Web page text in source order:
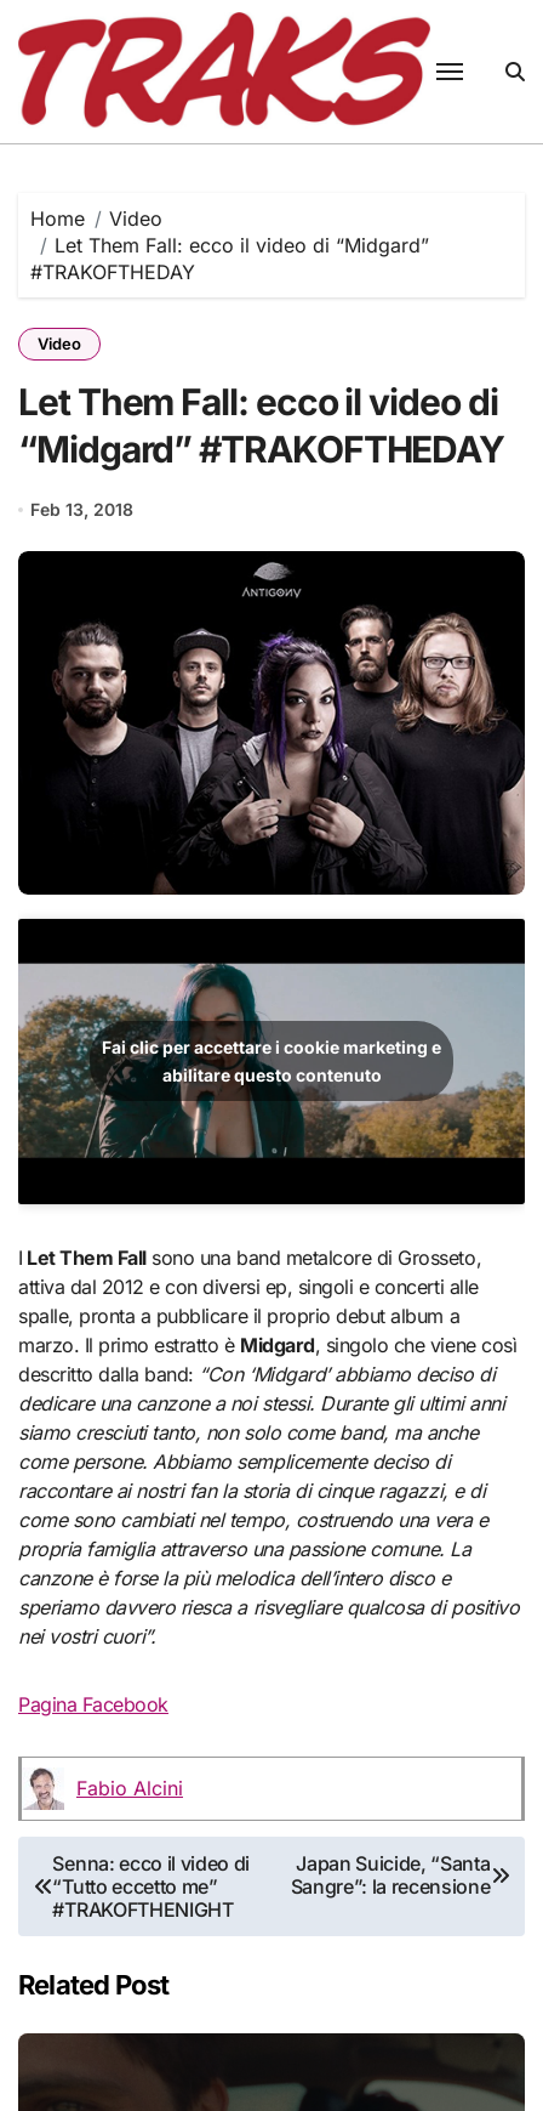
content
Home
Video
Let Them Fall: ecco il video di “Midgard”
#TRAKOFTHEDAY
Video
Let Them Fall: ecco il video di
“Midgard” #TRAKOFTHEDAY
Feb 13, 2018
Fai clic per accettare i cookie marketing e
abilitare questo contenuto
I Let Them Fallsono una band metalcore di Grosseto,
attiva dal 2012 e con diversi ep, singoli e concerti alle
spalle, pronta a pubblicare il proprio debut album a
marzo. Il primo estratto è Midgard, singolo che viene così
descritto dalla band: “Con ‘Midgard’ abbiamo deciso di
dedicare una canzone a noi stessi. Durante gli ultimi anni
siamo cresciuti tanto, non solo come band, ma anche
come persone. Abbiamo semplicemente deciso di
raccontare ai nostri fan la storia di cinque ragazzi, e di
come sono cambiati nel tempo, costruendo una vera e
propria famiglia attraverso una passione comune. La
canzone è forse la più melodica dell’intero disco e
speriamo davvero riesca a risvegliare qualcosa di positivo
nei vostri cuori”.
Pagina Facebook
Fabio Alcini
Navigazione
articoli
Senna: ecco il video di
“Tutto eccetto me”
#TRAKOFTHENIGHT
Japan Suicide, “Santa
Sangre”: la recensione
Related Post